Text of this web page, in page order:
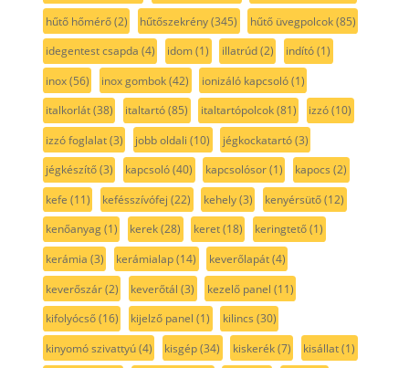
hűtő hőmérő(2) hűtőszekrény(345) hűtő üvegpolcok(85)
idegentest csapda (4) idom(1) illatrúd(2) indító(1)
inox(56) inox gombok(42) ionizáló kapcsoló(1)
italkorlát(38) italtartó(85) italtartópolcok(81) izzó(10)
izzó foglalat(3) jobb oldali (10) jégkockatartó(3)
jégkészítő(3) kapcsoló(40) kapcsolósor(1) kapocs (2)
kefe (11) kefésszívófej (22) kehely(3) kenyérsütő(12)
kenőanyag(1) kerek(28) keret(18) keringtető(1)
kerámia (3) kerámialap(14) keverőlapát(4)
keverőszár(2) keverőtál (3) kezelő panel (11)
kifolyócső(16) kijelző panel (1) kilincs (30)
kinyomó szivattyú(4) kisgép(34) kiskerék(7) kisállat(1)